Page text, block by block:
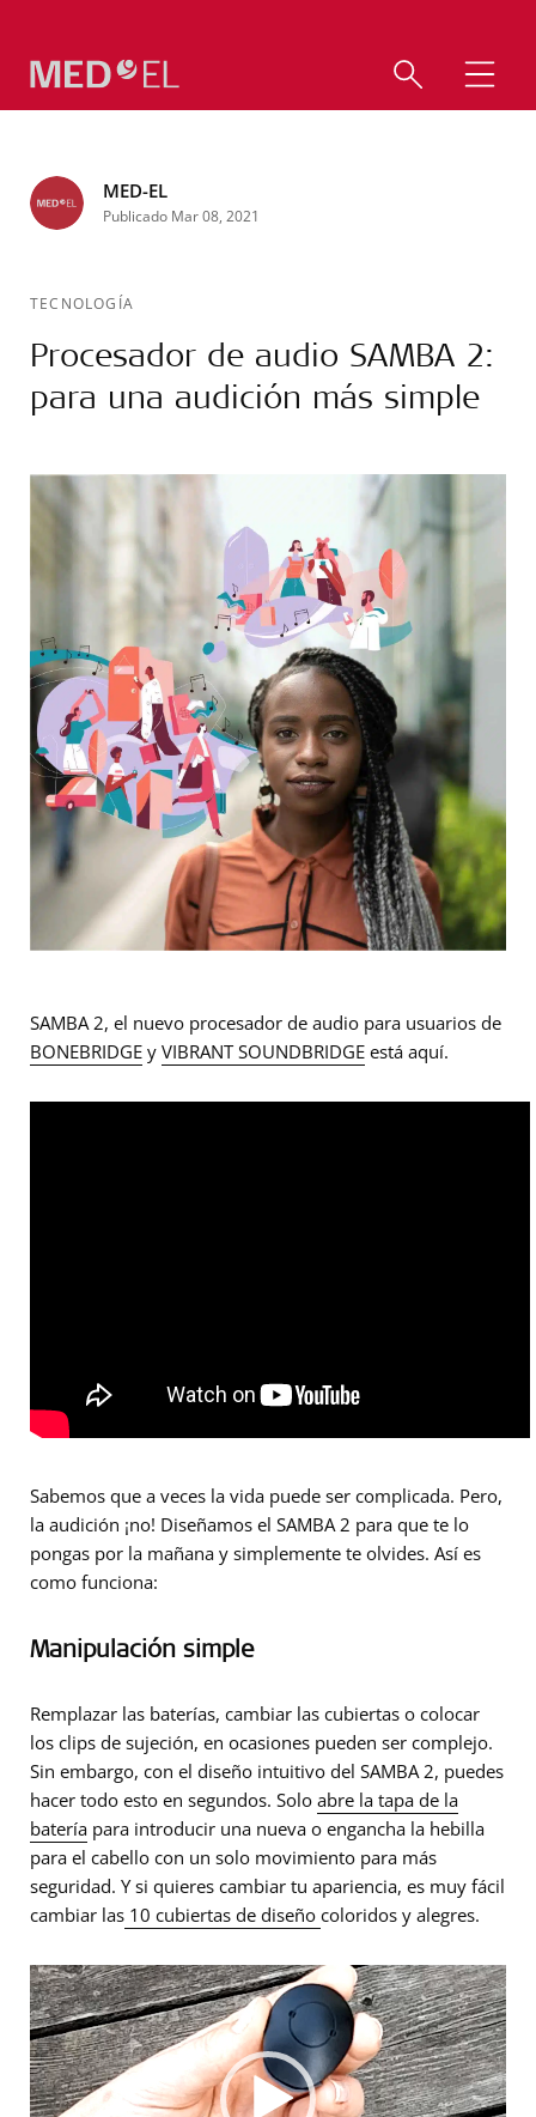
MED-EL
Publicado Mar 08, 2021
TECNOLOGÍA
Procesador de audio SAMBA 2:
para una audición más simple
SAMBA 2, el nuevo procesador de audio para usuarios de
BONEBRIDGE y VIBRANT SOUNDBRIDGE está aquí.
Sabemos que a veces la vida puede ser complicada. Pero,
la audición ¡no! Diseñamos el SAMBA 2 para que te lo
pongas por la mañana y simplemente te olvides. Así es
como funciona:
Manipulación simple
Remplazar las baterías, cambiar las cubiertas o colocar
los clips de sujeción, en ocasiones pueden ser complejo.
Sin embargo, con el diseño intuitivo del SAMBA 2, puedes
hacer todo esto en segundos. Solo abre la tapa de la
batería para introducir una nueva o engancha la hebilla
para el cabello con un solo movimiento para más
seguridad. Y si quieres cambiar tu apariencia, es muy fácil
cambiar las 10 cubiertas de diseño coloridos y alegres.
Video
Player